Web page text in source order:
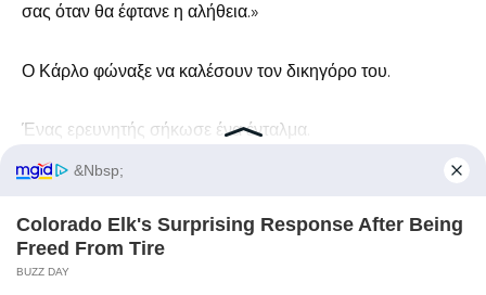
σας όταν θα έφτανε η αλήθεια.»
Ο Κάρλο φώναξε να καλέσουν τον δικηγόρο του.
Ένας ερευνητής σήκωσε ένα ένταλμα.
Ο Ντάνιελ προσπάθησε να ισχυριστεί ότι είχα
πλαστογραφήσει τα έγγραφα, αλλά η ίδια του η φωνή